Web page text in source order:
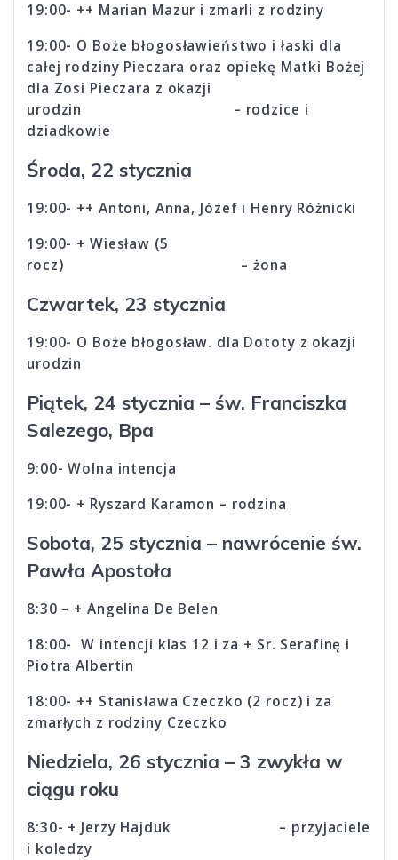
19:00- ++ Marian Mazur i zmarli z rodziny
19:00- O Boże błogosławieństwo i łaski dla
całej rodziny Pieczara oraz opiekę Matki Bożej
dla Zosi Pieczara z okazji
urodzin – rodzice i
dziadkowie
Środa, 22 stycznia
19:00- ++ Antoni, Anna, Józef i Henry Różnicki
19:00- + Wiesław (5
rocz) – żona
Czwartek, 23 stycznia
19:00- O Boże błogosław. dla Dototy z okazji
urodzin
Piątek, 24 stycznia – św. Franciszka
Salezego, Bpa
9:00- Wolna intencja
19:00- + Ryszard Karamon – rodzina
Sobota, 25 stycznia – nawrócenie św.
Pawła Apostoła
8:30 – + Angelina De Belen
18:00- W intencji klas 12 i za + Sr. Serafinę i
Piotra Albertin
18:00- ++ Stanisława Czeczko (2 rocz) i za
zmarłych z rodziny Czeczko
Niedziela, 26 stycznia – 3 zwykła w
ciągu roku
8:30- + Jerzy Hajduk – przyjaciele
i koledzy